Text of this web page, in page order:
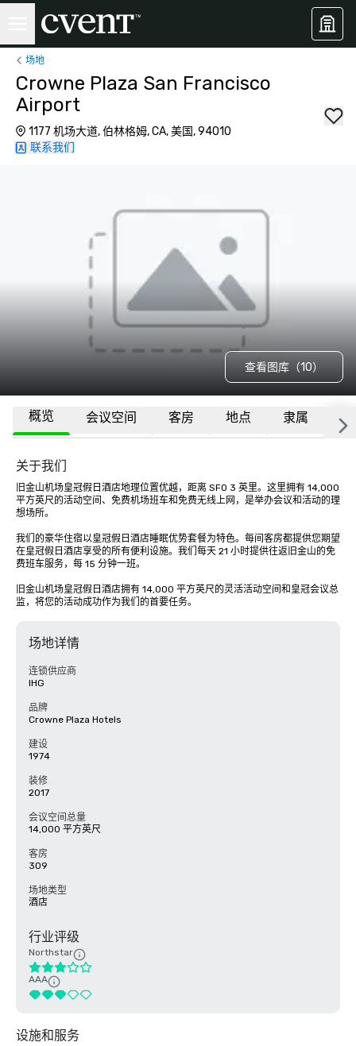
场地
Crowne Plaza San Francisco
Airport
1177 机场大道, 伯林格姆, CA, 美国, 94010
联系我们
查看图库（10）
概览 会议空间 客房 地点 隶属 更
关于我们
旧金山机场皇冠假日酒店地理位置优越，距离 SFO 3 英里。这里拥有 14,000
平方英尺的活动空间、免费机场班车和免费无线上网，是举办会议和活动的理
想场所。
我们的豪华住宿以皇冠假日酒店睡眠优势套餐为特色。每间客房都提供您期望
在皇冠假日酒店享受的所有便利设施。我们每天 21 小时提供往返旧金山的免
费班车服务，每 15 分钟一班。
旧金山机场皇冠假日酒店拥有 14,000 平方英尺的灵活活动空间和皇冠会议总
监，将您的活动成功作为我们的首要任务。
场地详情
连锁供应商
IHG
品牌
Crowne Plaza Hotels
建设
1974
装修
2017
会议空间总量
14,000 平方英尺
客房
309
场地类型
酒店
行业评级
Northstar
AAA
设施和服务